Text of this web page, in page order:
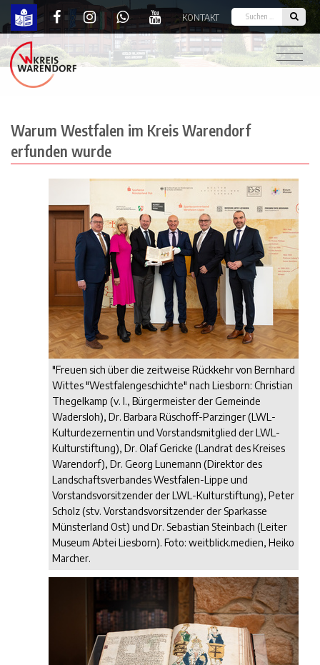
Warum Westfalen im Kreis Warendorf erfunden
KONTAKT
Warum Westfalen im Kreis Warendorf
erfunden wurde
"Freuen sich über die zeitweise Rückkehr von Bernhard
Wittes "Westfalengeschichte" nach Liesborn: Christian
Thegelkamp (v. l., Bürgermeister der Gemeinde
Wadersloh), Dr. Barbara Rüschoff-Parzinger (LWL-
Kulturdezernentin und Vorstandsmitglied der LWL-
Kulturstiftung), Dr. Olaf Gericke (Landrat des Kreises
Warendorf), Dr. Georg Lunemann (Direktor des
Landschaftsverbandes Westfalen-Lippe und
Vorstandsvorsitzender der LWL-Kulturstiftung), Peter
Scholz (stv. Vorstandsvorsitzender der Sparkasse
Münsterland Ost) und Dr. Sebastian Steinbach (Leiter
Museum Abtei Liesborn). Foto: weitblick.medien, Heiko
Marcher.